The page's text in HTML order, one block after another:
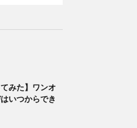
みた】ワンオ
いつからでき